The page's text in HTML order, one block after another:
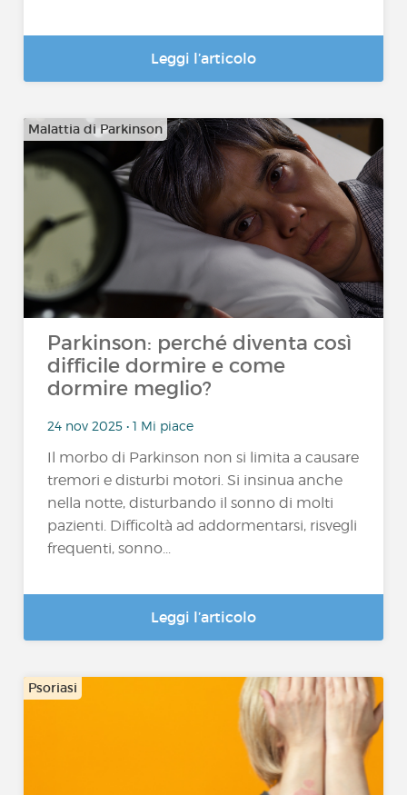
Leggi l’articolo
Malattia di Parkinson
Parkinson: perché diventa così
difficile dormire e come
dormire meglio?
24 nov 2025 • 1 Mi piace
Il morbo di Parkinson non si limita a causare
tremori e disturbi motori. Si insinua anche
nella notte, disturbando il sonno di molti
pazienti. Difficoltà ad addormentarsi, risvegli
frequenti, sonno...
Leggi l’articolo
Psoriasi